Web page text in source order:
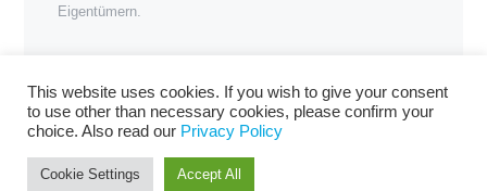
Eigentümern.
KAMPFER TRANSPORT © 2026. All rights reserved. Website &
Design -
This website uses cookies. If you wish to give your consent
to use other than necessary cookies, please confirm your
choice. Also read our Privacy Policy
Cookie Settings Accept All